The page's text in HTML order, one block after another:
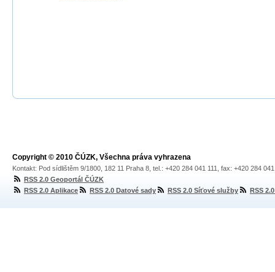
Copyright © 2010 ČÚZK, Všechna práva vyhrazena
Kontakt: Pod sídlištěm 9/1800, 182 11 Praha 8, tel.: +420 284 041 111, fax: +420 284
RSS 2.0 Geoportál ČÚZK
RSS 2.0 Aplikace
RSS 2.0 Datové sady RSS 2.0 Síťové služby RSS